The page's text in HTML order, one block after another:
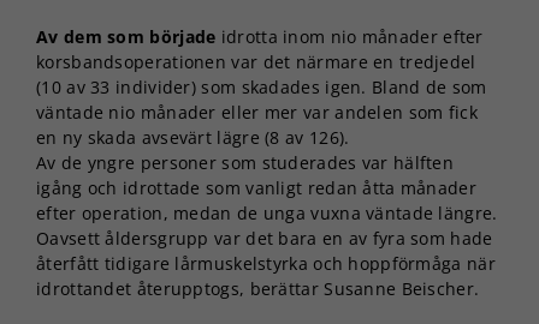
Av dem som började idrotta inom nio månader efter
korsbandsoperationen var det närmare en tredjedel
(10 av 33 individer) som skadades igen. Bland de som
väntade nio månader eller mer var andelen som fick
en ny skada avsevärt lägre (8 av 126).
Av de yngre personer som studerades var hälften
igång och idrottade som vanligt redan åtta månader
efter operation, medan de unga vuxna väntade längre.
Oavsett åldersgrupp var det bara en av fyra som hade
återfått tidigare lårmuskelstyrka och hoppförmåga när
idrottandet återupptogs, berättar Susanne Beischer.